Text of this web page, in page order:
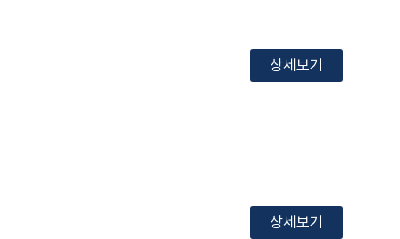
상세보기
상세보기